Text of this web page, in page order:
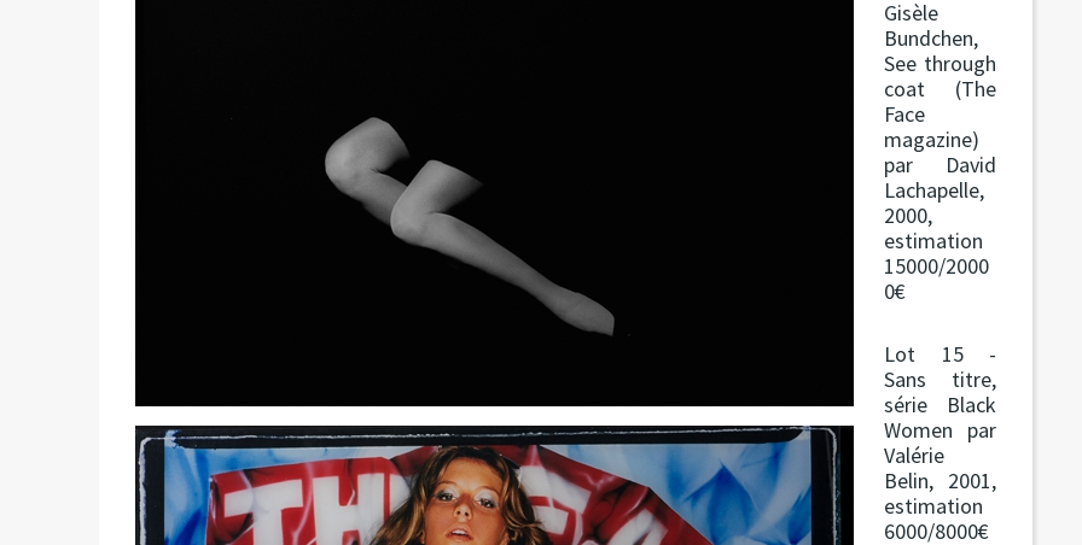
Gisèle
Bundchen,
See through
coat (The
Face
magazine)
par David
Lachapelle,
2000,
estimation
15000/2000
0€
Lot 15 -
Sans titre,
série Black
Women par
Valérie
Belin, 2001,
estimation
6000/8000€